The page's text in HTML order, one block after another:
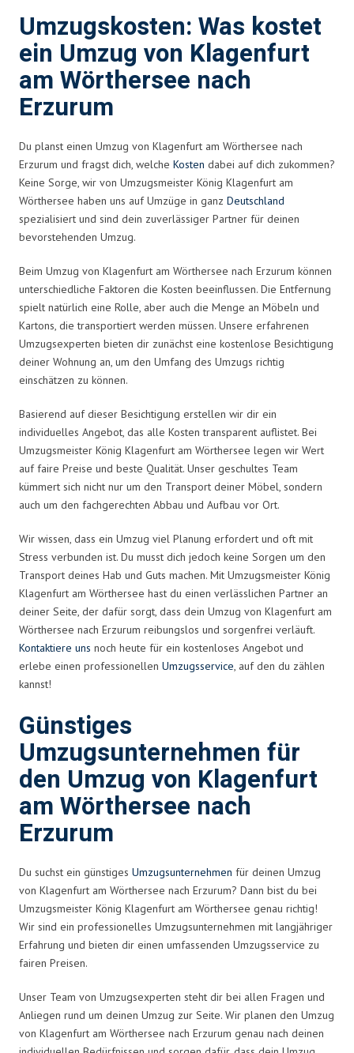
Umzugskosten: Was kostet
ein Umzug von Klagenfurt
am Wörthersee nach
Erzurum
Du planst einen Umzug von Klagenfurt am Wörthersee nach
Erzurum und fragst dich, welche Kosten dabei auf dich zukommen?
Keine Sorge, wir von Umzugsmeister König Klagenfurt am
Wörthersee haben uns auf Umzüge in ganz Deutschland
spezialisiert und sind dein zuverlässiger Partner für deinen
bevorstehenden Umzug.
Beim Umzug von Klagenfurt am Wörthersee nach Erzurum können
unterschiedliche Faktoren die Kosten beeinflussen. Die Entfernung
spielt natürlich eine Rolle, aber auch die Menge an Möbeln und
Kartons, die transportiert werden müssen. Unsere erfahrenen
Umzugsexperten bieten dir zunächst eine kostenlose Besichtigung
deiner Wohnung an, um den Umfang des Umzugs richtig
einschätzen zu können.
Basierend auf dieser Besichtigung erstellen wir dir ein
individuelles Angebot, das alle Kosten transparent auflistet. Bei
Umzugsmeister König Klagenfurt am Wörthersee legen wir Wert
auf faire Preise und beste Qualität. Unser geschultes Team
kümmert sich nicht nur um den Transport deiner Möbel, sondern
auch um den fachgerechten Abbau und Aufbau vor Ort.
Wir wissen, dass ein Umzug viel Planung erfordert und oft mit
Stress verbunden ist. Du musst dich jedoch keine Sorgen um den
Transport deines Hab und Guts machen. Mit Umzugsmeister König
Klagenfurt am Wörthersee hast du einen verlässlichen Partner an
deiner Seite, der dafür sorgt, dass dein Umzug von Klagenfurt am
Wörthersee nach Erzurum reibungslos und sorgenfrei verläuft.
Kontaktiere uns noch heute für ein kostenloses Angebot und
erlebe einen professionellen Umzugsservice, auf den du zählen
kannst!
Günstiges
Umzugsunternehmen für
den Umzug von Klagenfurt
am Wörthersee nach
Erzurum
Du suchst ein günstiges Umzugsunternehmen für deinen Umzug
von Klagenfurt am Wörthersee nach Erzurum? Dann bist du bei
Umzugsmeister König Klagenfurt am Wörthersee genau richtig!
Wir sind ein professionelles Umzugsunternehmen mit langjähriger
Erfahrung und bieten dir einen umfassenden Umzugsservice zu
fairen Preisen.
Unser Team von Umzugsexperten steht dir bei allen Fragen und
Anliegen rund um deinen Umzug zur Seite. Wir planen den Umzug
von Klagenfurt am Wörthersee nach Erzurum genau nach deinen